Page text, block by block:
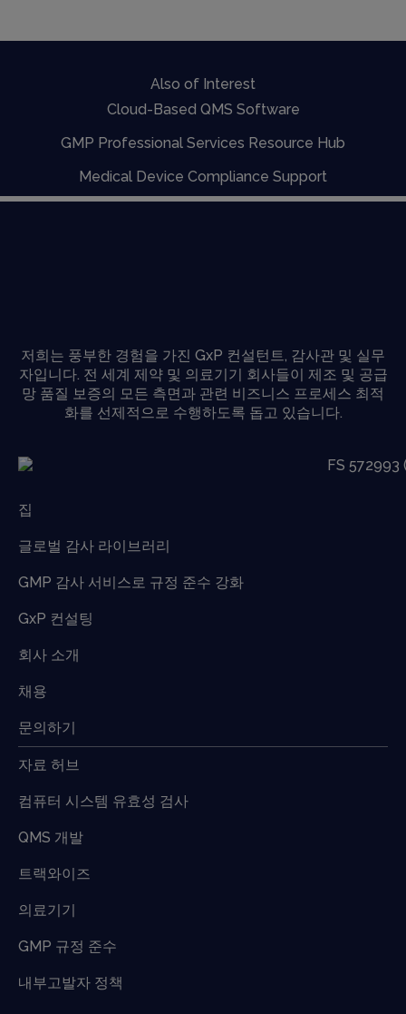
Also of Interest
Cloud-Based QMS Software
GMP Professional Services Resource Hub
Medical Device Compliance Support
저희는 풍부한 경험을 가진 GxP 컨설턴트, 감사관 및 실무
자입니다. 전 세계 제약 및 의료기기 회사들이 제조 및 공급
망 품질 보증의 모든 측면과 관련 비즈니스 프로세스 최적
화를 선제적으로 수행하도록 돕고 있습니다.
집
글로벌 감사 라이브러리
GMP 감사 서비스로 규정 준수 강화
GxP 컨설팅
회사 소개
채용
문의하기
자료 허브
컴퓨터 시스템 유효성 검사
QMS 개발
트랙와이즈
의료기기
GMP 규정 준수
내부고발자 정책